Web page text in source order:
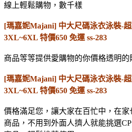
線上輕鬆購物，數千樣
[瑪嘉妮Majani] 中大尺碼泳衣泳裝-
3XL~6XL 特價650 免運 ss-283
商品等等提供愛購物的你價格透明
[瑪嘉妮Majani] 中大尺碼泳衣泳裝-
3XL~6XL 特價650 免運 ss-283
價格滿足您，讓大家在百忙中，在
商品，不用到外面人擠人就能挑選